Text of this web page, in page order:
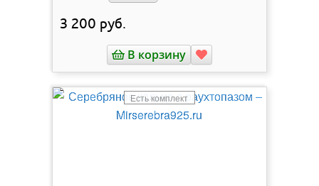
3 200 руб.
В корзину
Есть комплект